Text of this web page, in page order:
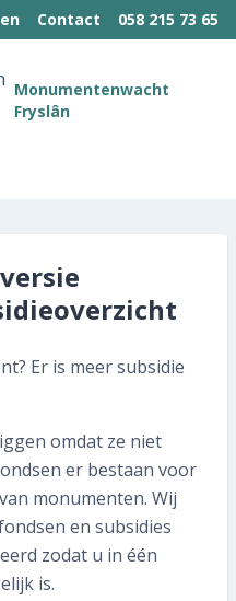
Contact 058 215 73 65
Monumentenwacht
Fryslân
Er is meer subsidie
omdat ze niet
er bestaan voor
monumenten. Wij
en subsidies
zodat u in één
is.